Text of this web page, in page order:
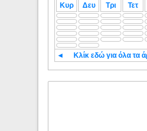
Κυρ Δευ Τρι Τετ
◄ Κλίκ εδώ για όλα τα